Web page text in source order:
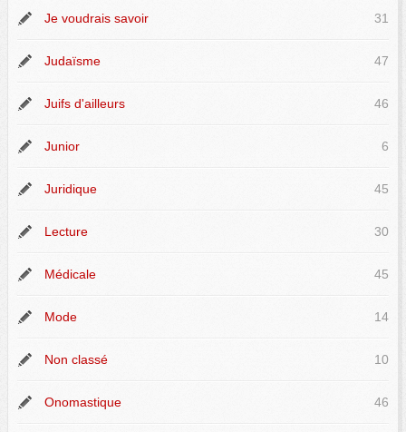
Je voudrais savoir 31
Judaïsme 47
Juifs d'ailleurs 46
Junior 6
Juridique 45
Lecture 30
Médicale 45
Mode 14
Non classé 10
Onomastique 46